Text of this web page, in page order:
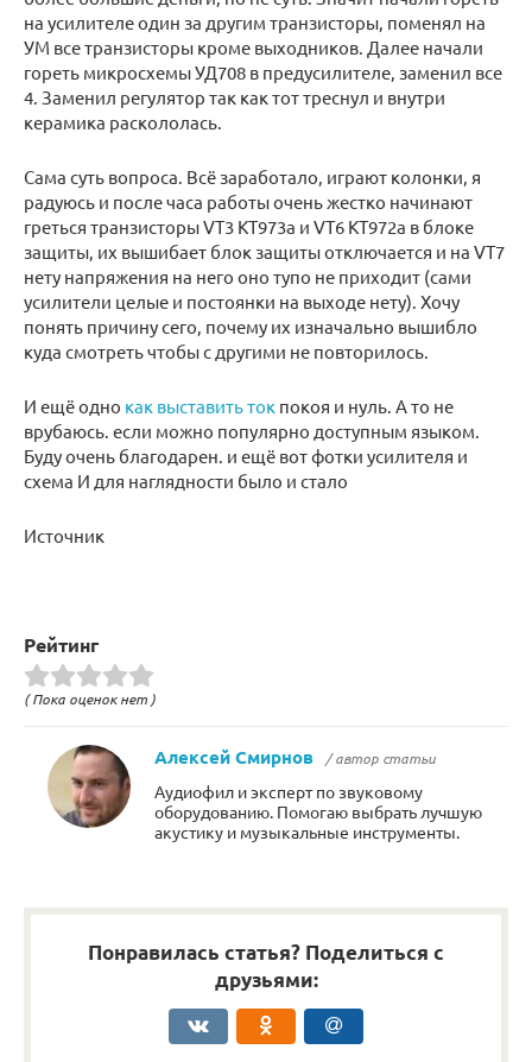
на усилителе один за другим транзисторы, поменял на
УМ все транзисторы кроме выходников. Далее начали
гореть микросхемы УД708 в предусилителе, заменил все
4. Заменил регулятор так как тот треснул и внутри
керамика раскололась.
Сама суть вопроса. Всё заработало, играют колонки, я
радуюсь и после часа работы очень жестко начинают
греться транзисторы VT3 КТ973а и VT6 КТ972а в блоке
защиты, их вышибает блок защиты отключается и на VT7
нету напряжения на него оно тупо не приходит (сами
усилители целые и постоянки на выходе нету). Хочу
понять причину сего, почему их изначально вышибло
куда смотреть чтобы с другими не повторилось.
И ещё одно как выставить ток покоя и нуль. А то не
врубаюсь. если можно популярно доступным языком.
Буду очень благодарен. и ещё вот фотки усилителя и
схема И для наглядности было и стало
Источник
Рейтинг
( Пока оценок нет )
Алексей Смирнов / автор статьи
Аудиофил и эксперт по звуковому
оборудованию. Помогаю выбрать лучшую
акустику и музыкальные инструменты.
Понравилась статья? Поделиться с
друзьями: